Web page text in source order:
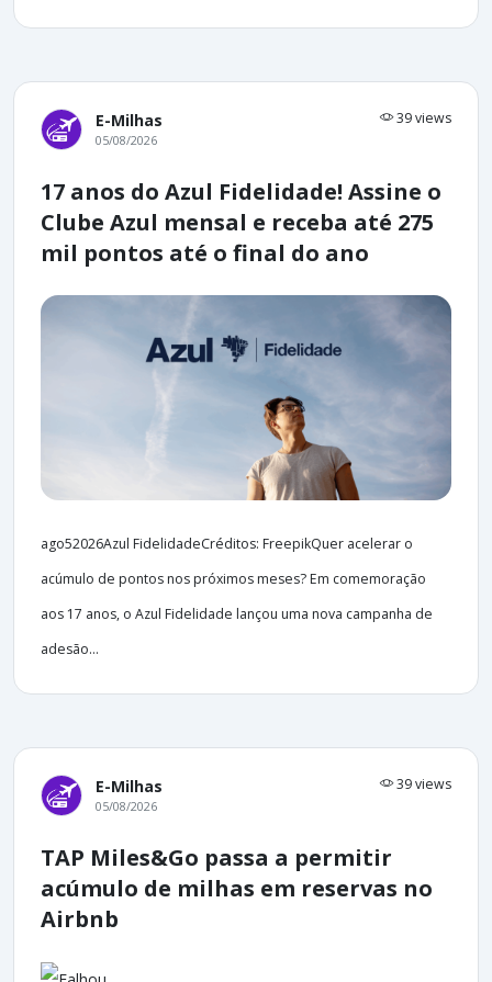
E-Milhas 39 views
05/08/2026
17 anos do Azul Fidelidade! Assine o
Clube Azul mensal e receba até 275
mil pontos até o final do ano
ago52026Azul FidelidadeCréditos: FreepikQuer acelerar o
acúmulo de pontos nos próximos meses? Em comemoração
aos 17 anos, o Azul Fidelidade lançou uma nova campanha de
adesão...
E-Milhas 39 views
05/08/2026
TAP Miles&Go passa a permitir
acúmulo de milhas em reservas no
Airbnb